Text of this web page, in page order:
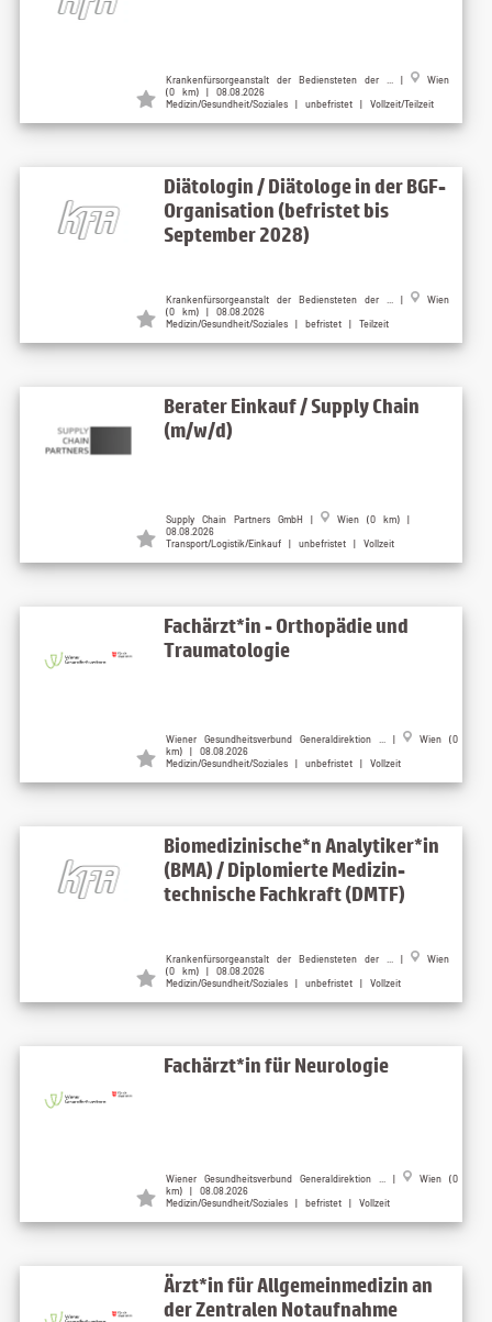
Krankenfürsorgeanstalt der Bediensteten der ... |
Wien
(0 km) | 08.08.2026
Medizin/Gesundheit/Soziales | unbefristet | Vollzeit/Teilzeit
Diätologin / Diätologe in der BGF-
Organisation (befristet bis
September 2028)
Krankenfürsorgeanstalt der Bediensteten der ... |
Wien
(0 km) | 08.08.2026
Medizin/Gesundheit/Soziales | befristet | Teilzeit
Berater Einkauf / Supply Chain
(m/w/d)
Supply Chain Partners GmbH |
Wien (0 km) |
08.08.2026
Transport/Logistik/Einkauf | unbefristet | Vollzeit
Fachärzt*in - Orthopädie und
Traumatologie
Wiener Gesundheitsverbund Generaldirektion ... |
Wien (0
km) | 08.08.2026
Medizin/Gesundheit/Soziales | unbefristet | Vollzeit
Biomedizinische*n Analytiker*in
(BMA) / Diplomierte Medizin-
technische Fachkraft (DMTF)
Krankenfürsorgeanstalt der Bediensteten der ... |
Wien
(0 km) | 08.08.2026
Medizin/Gesundheit/Soziales | unbefristet | Vollzeit
Fachärzt*in für Neurologie
Wiener Gesundheitsverbund Generaldirektion ... |
Wien (0
km) | 08.08.2026
Medizin/Gesundheit/Soziales | befristet | Vollzeit
Ärzt*in für Allgemeinmedizin an
der Zentralen Notaufnahme